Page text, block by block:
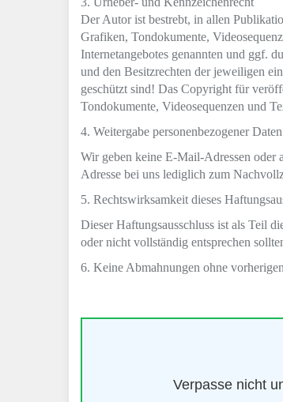
Der Autor ist bestrebt, in allen
Grafiken, Tondokumente,
Internetangebotes genannten und ggf.
und den Besitzrechten der jeweiligen
geschützt sind! Das Copyright für
Tondokumente, Videosequenzen und
4. Weitergabe personenbezogener Daten
Wir geben keine E-Mail-Adressen oder
Adresse bei uns lediglich zum
5. Rechtswirksamkeit dieses
Dieser Haftungsausschluss ist als Teil
oder nicht vollständig entsprechen
6. Keine Abmahnungen ohne
Verpasse nicht